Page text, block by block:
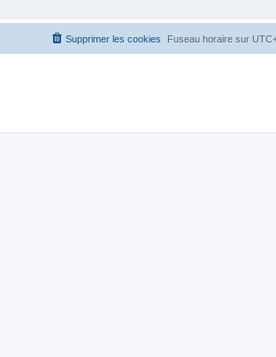
Fuseau horaire sur
Supprimer les cookies